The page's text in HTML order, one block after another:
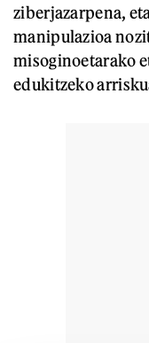
ziberjazarpena,
manipulazioa
misoginoetarako
edukitzeko